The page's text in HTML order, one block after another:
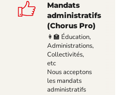
Mandats
administratifs
(Chorus Pro)
👩‍🏫 Éducation,
Administrations,
Collectivités,
etc
Nous acceptons
les mandats
administratifs